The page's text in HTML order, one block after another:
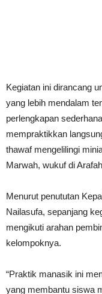
Kegiatan ini dirancang
yang lebih mendalam
perlengkapan
mempraktikkan
thawaf mengelilingi
Marwah, wukuf di
Menurut penututan
Nailasufa, sepanjang
mengikuti arahan
kelompoknya.
“Praktik manasik ini
yang membantu siswa